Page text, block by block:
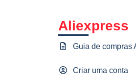
Aliexpress
Guia de compras
Criar uma conta